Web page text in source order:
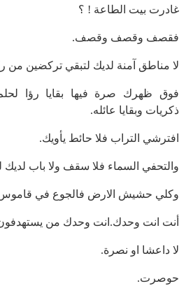
غادرت بيت الطاعة ! ؟
فقصف وقصف وقصف.
لا مناطق آمنة لديك لتبقي تركضين من
فوق ظهرك صرة فيها بقايا رؤا
ذكريات وبقايا عائله.
افترشي التراب فلا حائط يأويك.
والتحفي السماء فلا سقف ولا باب لديك
وكلي حشيش الارض فالجوع في قاموس
أنت انت وحدك.انت وحدك من
لا داعشا او نصرة.
حوصرت.